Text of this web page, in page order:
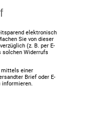
elektronisch
Sie von dieser
(z. B. per E-
solchen Widerrufs
mittels einer
Brief oder E-
informieren.